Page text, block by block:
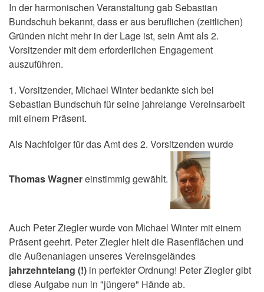
In der harmonischen Veranstaltung gab Sebastian
Bundschuh bekannt, dass er aus beruflichen (zeitlichen)
Gründen nicht mehr in der Lage ist, sein Amt als 2.
Vorsitzender mit dem erforderlichen Engagement
auszuführen.
1. Vorsitzender, Michael Winter bedankte sich bei
Sebastian Bundschuh für seine jahrelange Vereinsarbeit
mit einem Präsent.
Als Nachfolger für das Amt des 2. Vorsitzenden wurde
Thomas Wagnereinstimmig gewählt.
Auch Peter Ziegler wurde von Michael Winter mit einem
Präsent geehrt. Peter Ziegler hielt die Rasenflächen und
die Außenanlagen unseres Vereinsgeländes
jahrzehntelang (!) in perfekter Ordnung! Peter Ziegler gibt
diese Aufgabe nun in "jüngere" Hände ab.